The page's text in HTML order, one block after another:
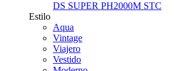
DS SUPER PH2000M STC
Estilo
Aqua
Vintage
Viajero
Vestido